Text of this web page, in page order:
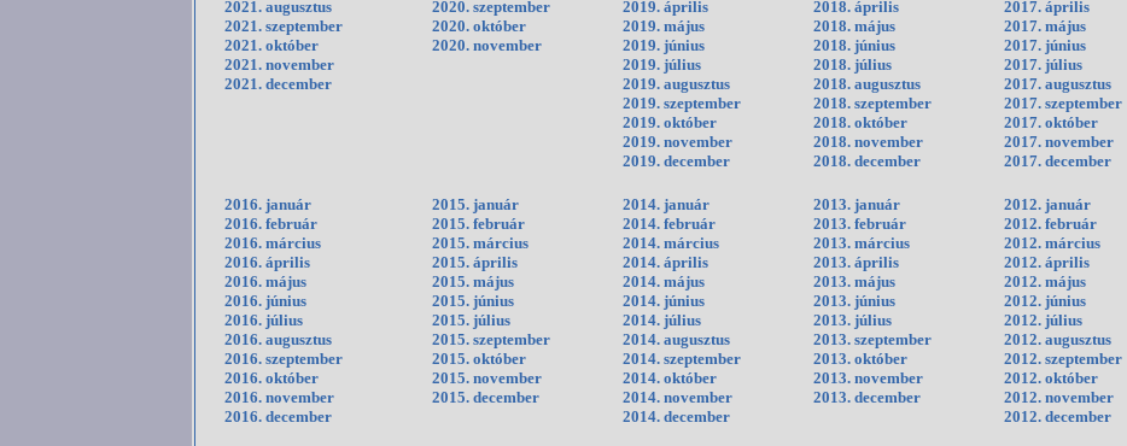
2021. augusztus
2021. szeptember
2021. október
2021. november
2021. december
2020. szeptember
2020. október
2020. november
2019. április
2019. május
2019. június
2019. július
2019. augusztus
2019. szeptember
2019. október
2019. november
2019. december
2018. április
2018. május
2018. június
2018. július
2018. augusztus
2018. szeptember
2018. október
2018. november
2018. december
2017. április
2017. május
2017. június
2017. július
2017. augusztus
2017. szeptember
2017. október
2017. november
2017. december
2016. január
2016. február
2016. március
2016. április
2016. május
2016. június
2016. július
2016. augusztus
2016. szeptember
2016. október
2016. november
2016. december
2015. január
2015. február
2015. március
2015. április
2015. május
2015. június
2015. július
2015. szeptember
2015. október
2015. november
2015. december
2014. január
2014. február
2014. március
2014. április
2014. május
2014. június
2014. július
2014. augusztus
2014. szeptember
2014. október
2014. november
2014. december
2013. január
2013. február
2013. március
2013. április
2013. május
2013. június
2013. július
2013. szeptember
2013. október
2013. november
2013. december
2012. január
2012. február
2012. március
2012. április
2012. május
2012. június
2012. július
2012. augusztus
2012. szeptember
2012. október
2012. november
2012. december